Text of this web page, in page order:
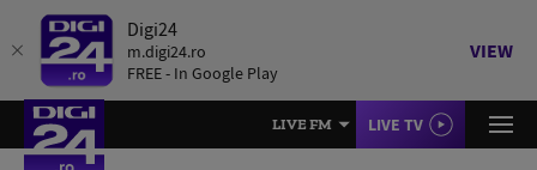
Digi24
m.digi24.ro
FREE - In Google Play
VIEW
LIVE FM LIVE TV